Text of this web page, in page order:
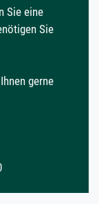
Sie eine
Sie
gerne